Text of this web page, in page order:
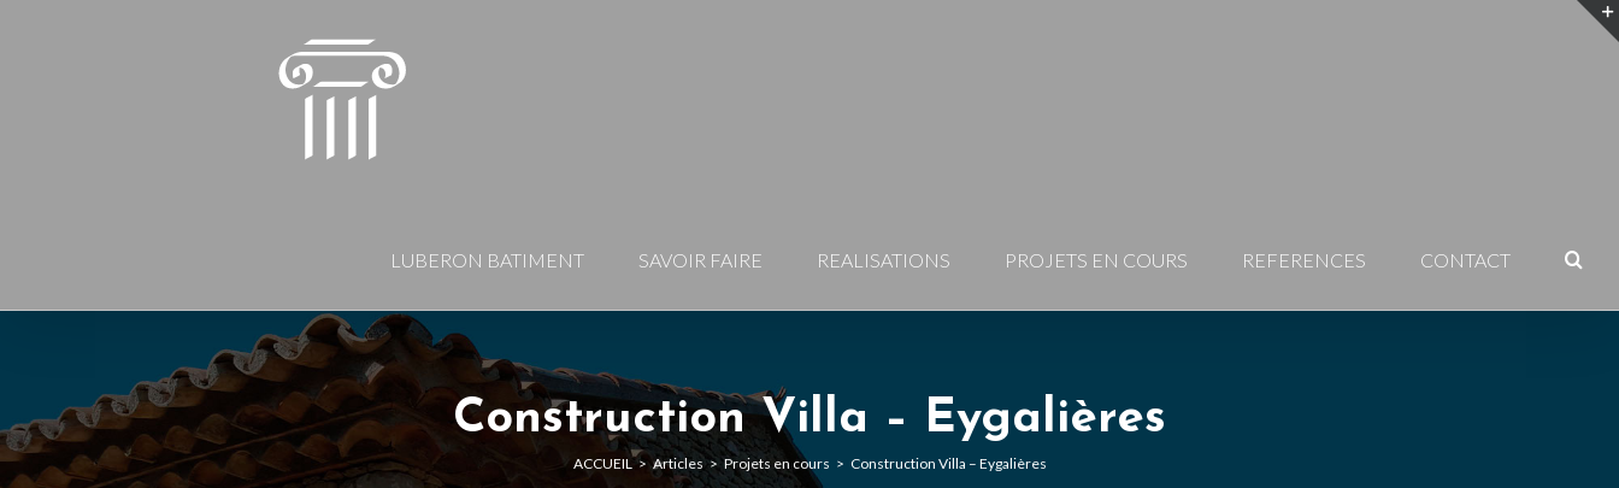
LUBERON BATIMENT SAVOIR FAIRE REALISATIONS PROJETS EN COURS REFERENCES CONTACT
Construction Villa – Eygalières
ACCUEIL > Articles > Projets en cours > Construction Villa – Eygalières